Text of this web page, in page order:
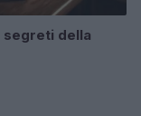
segreti della